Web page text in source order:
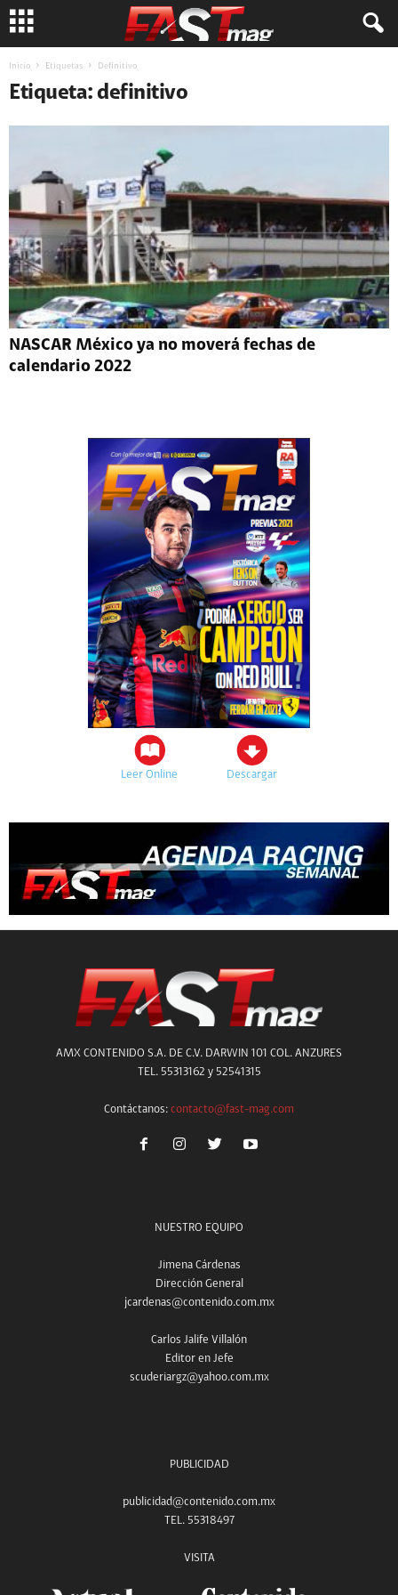
Inicio Etiquetas Definitivo
Etiqueta: definitivo
NASCAR México ya no moverá fechas de
calendario 2022
Leer Online Descargar
AMX CONTENIDO S.A. DE C.V. DARWIN 101 COL. ANZURES
TEL. 55313162 y 52541315
Contáctanos: contacto@fast-mag.com
NUESTRO EQUIPO
Jimena Cárdenas
Dirección General
jcardenas@contenido.com.mx
Carlos Jalife Villalón
Editor en Jefe
scuderiargz@yahoo.com.mx
PUBLICIDAD
publicidad@contenido.com.mx
TEL. 55318497
VISITA